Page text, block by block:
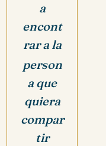
a
encont
rara la
person
a que
quiera
compar
tir